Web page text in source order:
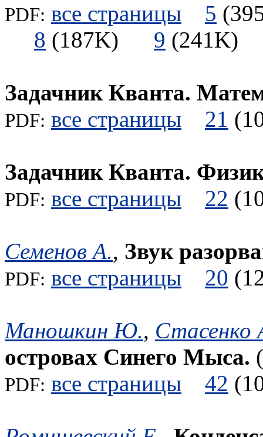
PDF: все страницы 5
8 (187K) 9
Задачник Кванта.
PDF: все страницы 21
Задачник Кванта.
PDF: все страницы 22
Семенов А., Звук
PDF: все страницы 20
Маношкин Ю., Стасенко
островах Синего Мыса. (
PDF: все страницы 42